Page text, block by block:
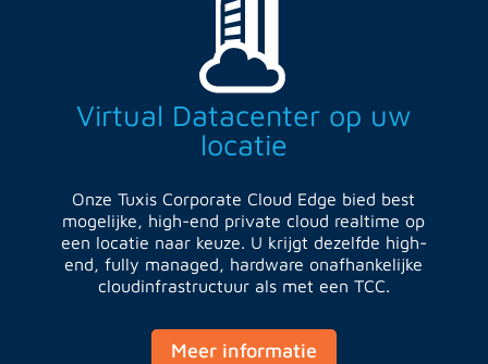
Virtual Datacenter op uw
locatie
Onze Tuxis Corporate Cloud Edge bied best
mogelijke, high-end private cloud realtime op
een locatie naar keuze. U krijgt dezelfde high-
end, fully managed, hardware onafhankelijke
cloudinfrastructuur als met een TCC.
Meer informatie